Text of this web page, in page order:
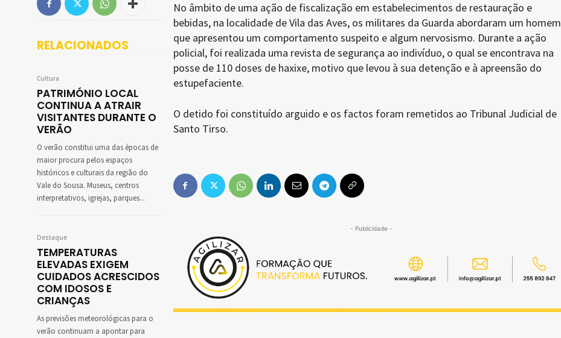
RELACIONADOS
Cultura
PATRIMÓNIO LOCAL
CONTINUA A ATRAIR
VISITANTES DURANTE O
VERÃO
O verão constitui uma das épocas de
maior procura pelos espaços
históricos e culturais da região do
Vale do Sousa. Museus, centros
interpretativos, igrejas, parques...
Destaque
TEMPERATURAS
ELEVADAS EXIGEM
CUIDADOS ACRESCIDOS
COM IDOSOS E
CRIANÇAS
As previsões meteorológicas para o
verão continuam a apontar para
No âmbito de uma ação de fiscalização em estabelecimentos de restauração e
bebidas, na localidade de Vila das Aves, os militares da Guarda abordaram um homem
que apresentou um comportamento suspeito e algum nervosismo. Durante a ação
policial, foi realizada uma revista de segurança ao indivíduo, o qual se encontrava na
posse de 110 doses de haxixe, motivo que levou à sua detenção e à apreensão do
estupefaciente.
O detido foi constituído arguido e os factos foram remetidos ao Tribunal Judicial de
Santo Tirso.
- Publicidade -